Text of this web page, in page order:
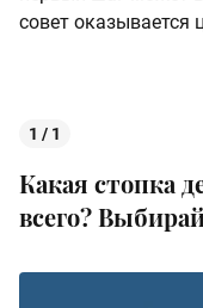
совет оказывается
1 / 1
Какая стопка
всего?